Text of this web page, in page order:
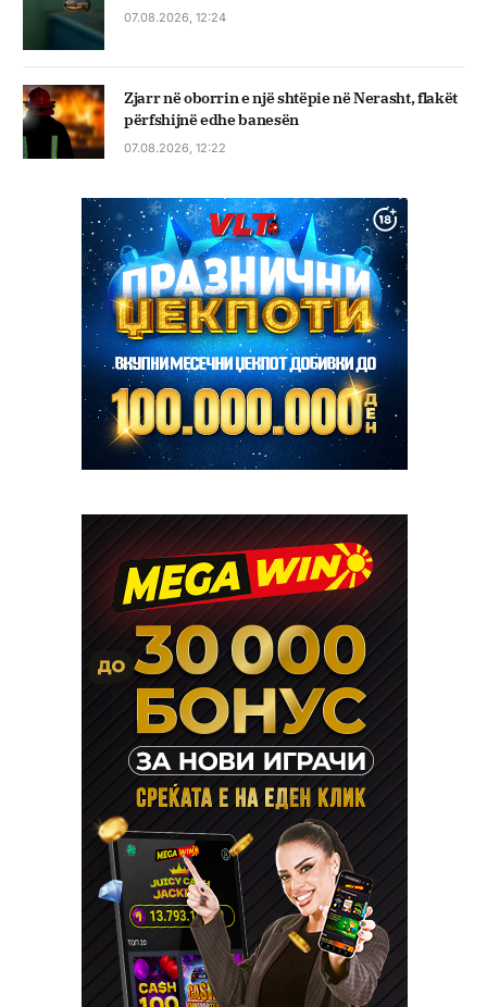
07.08.2026, 12:24
Zjarr në oborrin e një shtëpie në Nerasht, flakët
përfshijnë edhe banesën
07.08.2026, 12:22